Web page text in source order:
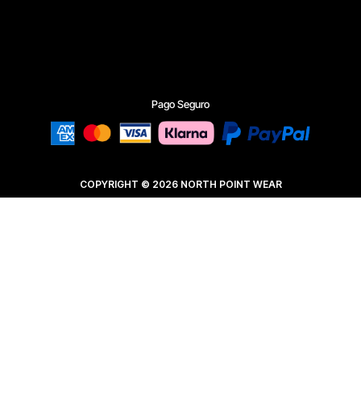
Pago Seguro
COPYRIGHT © 2026 NORTH POINT WEAR